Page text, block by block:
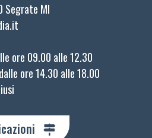
Segrate MI
ore 09.00 alle 12.30
ore 14.30 alle 18.00